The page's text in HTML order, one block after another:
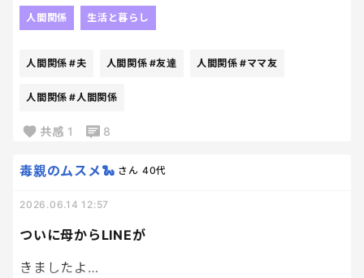
じゃないの？
ざまあww
旦那、たまには良い仕事する。
失礼じゃないか。
逆に少なすぎないか。
笑
そして、送った後も、「あの言い方で良かったか
別に嫌いとかじゃないよ！？
人間関係 生活と暮らし
人間関係 #夫 人間関係 #友達 人間関係 #ママ友
人間関係 #人間関係
共感 1 8
ついに母からLINEが
毒親のムスメ🐍 さん 40代
2026.06.14 12:57
きましたよ…